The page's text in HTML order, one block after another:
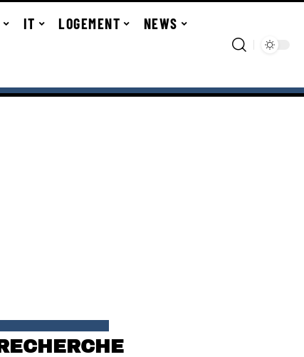
IT LOGEMENT NEWS
RECHERCHE